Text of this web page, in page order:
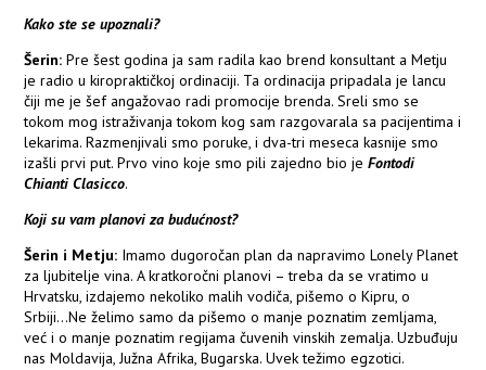
Kako ste se upoznali?
Šerin: Pre šest godina ja sam radila kao brend konsultant a Metju
je radio u kiropraktičkoj ordinaciji. Ta ordinacija pripadala je lancu
čiji me je šef angažovao radi promocije brenda. Sreli smo se
tokom mog istraživanja tokom kog sam razgovarala sa pacijentima i
lekarima. Razmenjivali smo poruke, i dva-tri meseca kasnije smo
izašli prvi put. Prvo vino koje smo pili zajedno bio jeFontodi
Chianti Clasicco.
Koji su vam planovi za budućnost?
Šerin i Metju: Imamo dugoročan plan da napravimo Lonely Planet
za ljubitelje vina. A kratkoročni planovi – treba da se vratimo u
Hrvatsku, izdajemo nekoliko malih vodiča, pišemo o Kipru, o
Srbiji...Ne želimo samo da pišemo o manje poznatim zemljama,
već i o manje poznatim regijama čuvenih vinskih zemalja. Uzbuđuju
nas Moldavija, Južna Afrika, Bugarska. Uvek težimo egzotici.